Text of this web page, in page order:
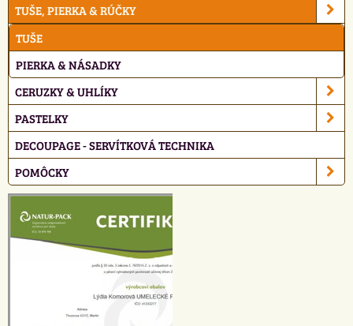
TUŠE, PIERKA & RÚČKY
TUŠE
PIERKA & NÁSADKY
CERUZKY & UHLÍKY
PASTELKY
DECOUPAGE - SERVÍTKOVÁ TECHNIKA
POMÔCKY